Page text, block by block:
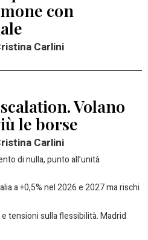
con
Carlini
Volano
le borse
Carlini
di nulla, punto all’unità
a +0,5% nel 2026 e 2027 ma rischi
tensioni sulla flessibilità. Madrid